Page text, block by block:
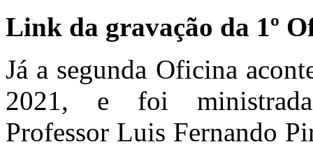
Link da gravação da 1º
Já a segunda Oficina
2021, e foi
Professor Luis Fernando